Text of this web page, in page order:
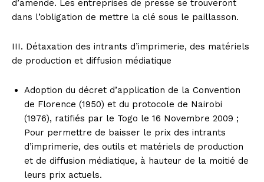
d’amende. Les entreprises de presse se trouveront
dans l’obligation de mettre la clé sous le paillasson.
III. Détaxation des intrants d’imprimerie, des matériels
de production et diffusion médiatique
Adoption du décret d’application de la Convention
de Florence (1950) et du protocole de Nairobi
(1976), ratifiés par le Togo le 16 Novembre 2009 ;
Pour permettre de baisser le prix des intrants
d’imprimerie, des outils et matériels de production
et de diffusion médiatique, à hauteur de la moitié de
leurs prix actuels.